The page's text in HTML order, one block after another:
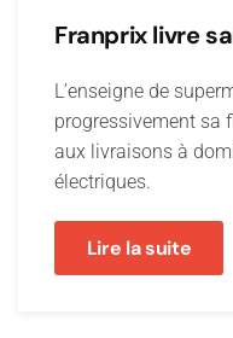
Franprix livre
L’enseigne de
progressivement sa
aux livraisons à
électriques.
Lire la suite